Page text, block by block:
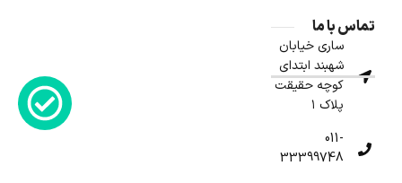
تماس با ما
ساری خیابان
شهبند ابتدای
کوچه حقیقت
پلاک ۱
011-
33399748